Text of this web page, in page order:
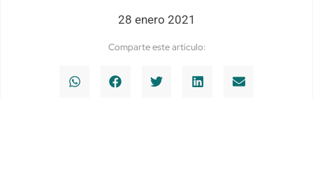
28 enero 2021
Comparte este artículo: